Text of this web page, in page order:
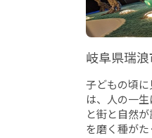
岐阜県瑞浪
子どもの頃
は、人の一
と街と自然
を磨く種が